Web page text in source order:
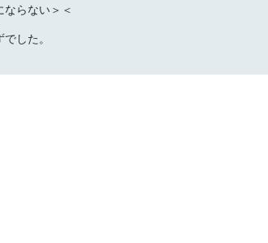
ならない＞＜
した。